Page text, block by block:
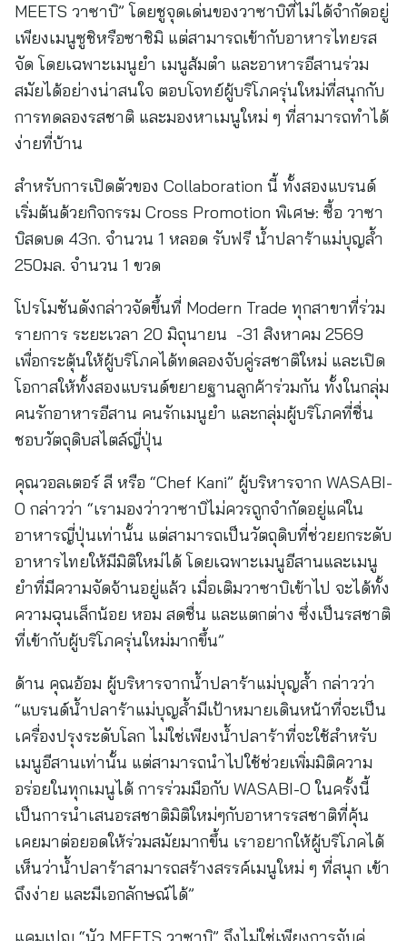
MEETS วาซาบิ” โดยชูจุดเด่นของวาซาบิที่ไม่ได้จำกัดอยู่
เพียงเมนูซูชิหรือซาชิมิ แต่สามารถเข้ากับอาหารไทยรส
จัด โดยเฉพาะเมนูยำ เมนูส้มตำ และอาหารอีสานร่วม
สมัยได้อย่างน่าสนใจ ตอบโจทย์ผู้บริโภครุ่นใหม่ที่สนุกกับ
การทดลองรสชาติ และมองหาเมนูใหม่ ๆ ที่สามารถทำได้
ง่ายที่บ้าน
สำหรับการเปิดตัวของ Collaboration นี้ ทั้งสองแบรนด์
เริ่มต้นด้วยกิจกรรม Cross Promotion พิเศษ: ซื้อ วาซา
บิสดบด 43ก. จำนวน 1 หลอด รับฟรี น้ำปลาร้าแม่บุญล้ำ
250มล. จำนวน 1 ขวด
โปรโมชันดังกล่าวจัดขึ้นที่ Modern Trade ทุกสาขาที่ร่วม
รายการ ระยะเวลา 20 มิถุนายน -31 สิงหาคม 2569
เพื่อกระตุ้นให้ผู้บริโภคได้ทดลองจับคู่รสชาติใหม่ และเปิด
โอกาสให้ทั้งสองแบรนด์ขยายฐานลูกค้าร่วมกัน ทั้งในกลุ่ม
คนรักอาหารอีสาน คนรักเมนูยำ และกลุ่มผู้บริโภคที่ชื่น
ชอบวัตถุดิบสไตล์ญี่ปุ่น
คุณวอลเตอร์ ลี หรือ “Chef Kani” ผู้บริหารจาก WASABI-
O กล่าวว่า “เรามองว่าวาซาบิไม่ควรถูกจำกัดอยู่แค่ใน
อาหารญี่ปุ่นเท่านั้น แต่สามารถเป็นวัตถุดิบที่ช่วยยกระดับ
อาหารไทยให้มีมิติใหม่ได้ โดยเฉพาะเมนูอีสานและเมนู
ยำที่มีความจัดจ้านอยู่แล้ว เมื่อเติมวาซาบิเข้าไป จะได้ทั้ง
ความฉุนเล็กน้อย หอม สดชื่น และแตกต่าง ซึ่งเป็นรสชาติ
ที่เข้ากับผู้บริโภครุ่นใหม่มากขึ้น”
ด้าน คุณอ้อม ผู้บริหารจากน้ำปลาร้าแม่บุญล้ำ กล่าวว่า
“แบรนด์น้ำปลาร้าแม่บุญล้ำมีเป้าหมายเดินหน้าที่จะเป็น
เครื่องปรุงระดับโลก ไม่ใช่เพียงน้ำปลาร้าที่จะใช้สำหรับ
เมนูอีสานเท่านั้น แต่สามารถนำไปใช้ช่วยเพิ่มมิติความ
อร่อยในทุกเมนูได้ การร่วมมือกับ WASABI-O ในครั้งนี้
เป็นการนำเสนอรสชาติมิติใหม่ๆกับอาหารรสชาติที่คุ้น
เคยมาต่อยอดให้ร่วมสมัยมากขึ้น เราอยากให้ผู้บริโภคได้
เห็นว่าน้ำปลาร้าสามารถสร้างสรรค์เมนูใหม่ ๆ ที่สนุก เข้า
ถึงง่าย และมีเอกลักษณ์ได้”